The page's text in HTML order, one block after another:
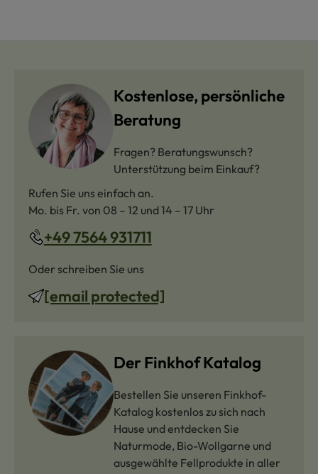
Kostenlose, persönliche
Beratung
Fragen? Beratungswunsch?
Unterstützung beim Einkauf?
Rufen Sie uns einfach an.
Mo. bis Fr. von 08 – 12 und 14 – 17 Uhr
+49 7564 931711
Oder schreiben Sie uns
[email protected]
Der Finkhof Katalog
Bestellen Sie unseren Finkhof-
Katalog kostenlos zu sich nach
Hause und entdecken Sie
Naturmode, Bio-Wollgarne und
ausgewählte Fellprodukte in aller